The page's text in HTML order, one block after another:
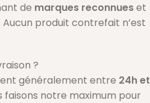
de marques reconnueset
. Aucun produit contrefait n’est
?
généralement entre 24h et
faisons notre maximum pour